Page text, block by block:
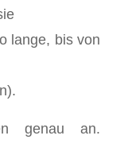
lange, bis von
genau an.